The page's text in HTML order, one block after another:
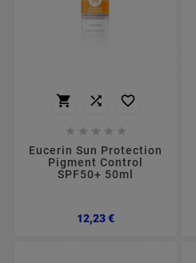
  
    
Eucerin Sun Protection
Pigment Control
SPF50+ 50ml
12,23 €Preço